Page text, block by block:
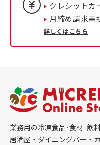
クレシットカ
月締め請求書
詳しくはこちら
業務用の冷凍食品·食材·飲
居酒屋・ダイニングバー・